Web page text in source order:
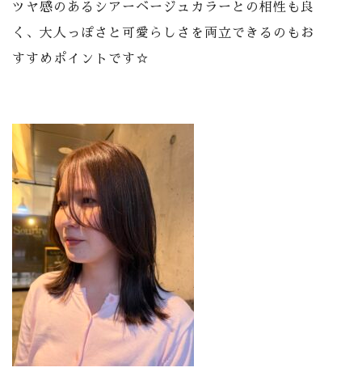
ツヤ感のあるシアーベージュカラーとの相性も良
く、大人っぽさと可愛らしさを両立できるのもお
すすめポイントです☆